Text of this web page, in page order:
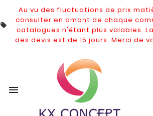

Au vu des fluctuations de prix
consulter en amont de chaque
catalogues n'étant plus valables.
des devis est de 15 jours. Merci de
